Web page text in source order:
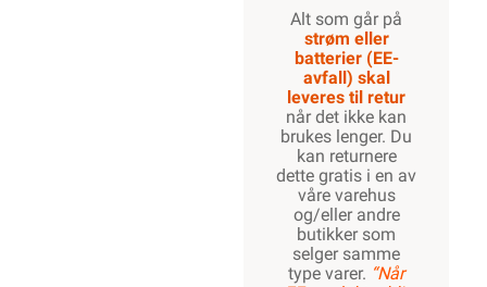
Alt som går på
strøm eller
batterier (EE-
avfall) skal
leveres til retur
når det ikke kan
brukes lenger. Du
kan returnere
dette gratis i en av
våre varehus
og/eller andre
butikker som
selger samme
type varer. “Når